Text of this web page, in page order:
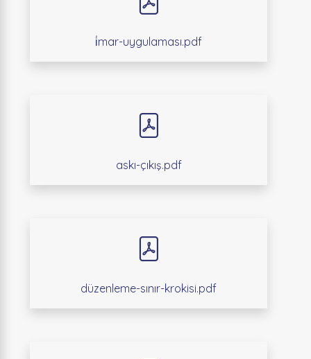
i̇mar-uygulaması.pdf
askı-çıkış.pdf
düzenleme-sınır-krokisi.pdf